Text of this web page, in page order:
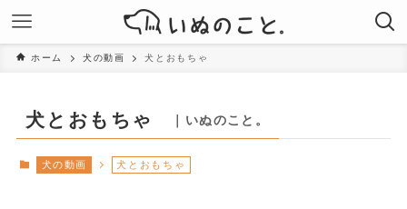
ホーム 犬の動画 犬とおもちゃ
犬とおもちゃ ｜いぬのこと。
犬の動画 犬とおもちゃ